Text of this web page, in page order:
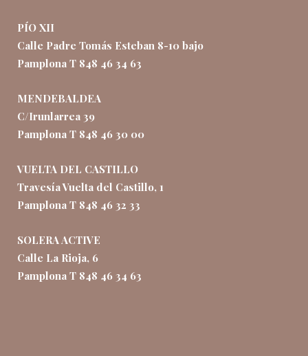
PÍO XII
Calle Padre Tomás Esteban 8-10 bajo
Pamplona T 848 46 34 63
MENDEBALDEA
C/Irunlarrea 39
Pamplona T 848 46 30 00
VUELTA DEL CASTILLO
Travesía Vuelta del Castillo, 1
Pamplona T 848 46 32 33
SOLERA ACTIVE
Calle La Rioja, 6
Pamplona T 848 46 34 63